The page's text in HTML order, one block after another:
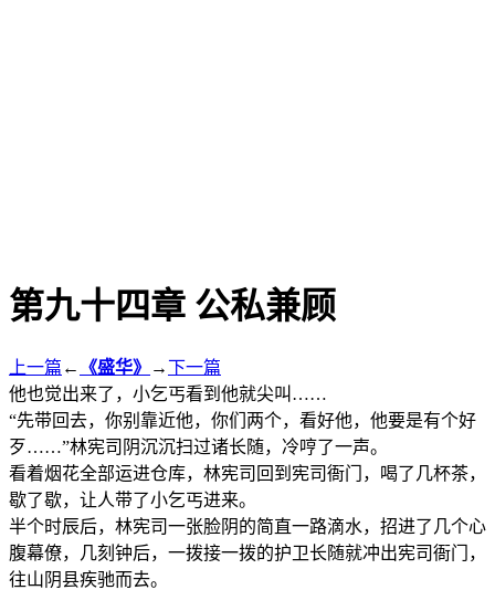
第九十四章 公私兼顾
上一篇 ← 《盛华》 →下一篇
他也觉出来了，小乞丐看到他就尖叫……
“先带回去，你别靠近他，你们两个，看好他，他要是有个好
歹……”林宪司阴沉沉扫过诸长随，冷哼了一声。
看着烟花全部运进仓库，林宪司回到宪司衙门，喝了几杯茶，
歇了歇，让人带了小乞丐进来。
半个时辰后，林宪司一张脸阴的简直一路滴水，招进了几个心
腹幕僚，几刻钟后，一拨接一拨的护卫长随就冲出宪司衙门，
往山阴县疾驰而去。